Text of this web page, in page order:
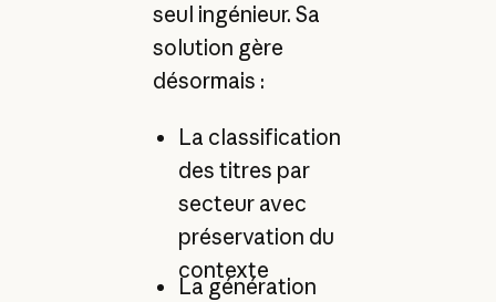
seul ingénieur. Sa
solution gère
désormais :
La classification
des titres par
secteur avec
préservation du
contexte
La génération